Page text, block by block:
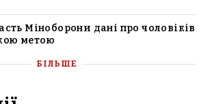
Міноборони дані про чоловіків
метою
БІЛЬШЕ